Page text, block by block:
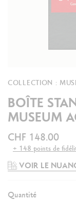
COLLECTION :
BOÎTE
MUSEUM
CHF 148.00
+ 148 points de
VOIR LE
Quantité